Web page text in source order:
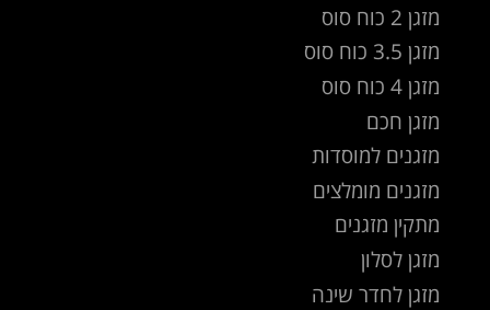
מזגן 2 כוח סוס
מזגן 3.5 כוח סוס
מזגן 4 כוח סוס
מזגן חכם
מזגנים למוסדות
מזגנים מומלצים
מתקין מזגנים
מזגן לסלון
מזגן לחדר שינה